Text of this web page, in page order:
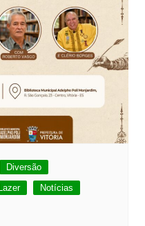
Diversão
Notícias